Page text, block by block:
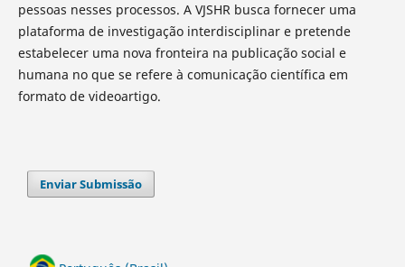
pessoas nesses processos. A VJSHR busca fornecer uma
plataforma de investigação interdisciplinar e pretende
estabelecer uma nova fronteira na publicação social e
humana no que se refere à comunicação científica em
formato de videoartigo.
Enviar Submissão